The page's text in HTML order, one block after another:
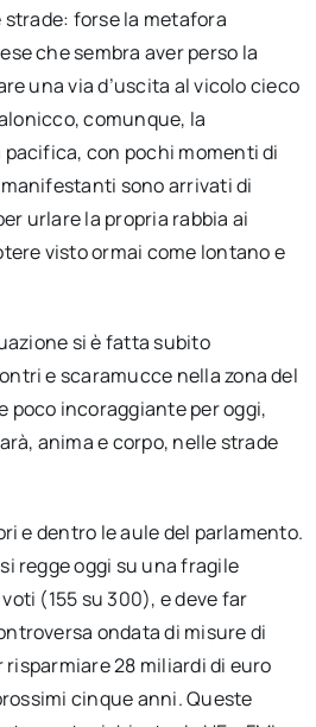
forse la metafora
che sembra aver perso la
una via d’uscita al vicolo cieco
comunque, la
con pochi momenti di
sono arrivati di
urlare la propria rabbia ai
visto ormai come lontano e
si è fatta subito
e scaramucce nella zona del
poco incoraggiante per oggi,
anima e corpo, nelle strade
e dentro le aule del parlamento.
regge oggi su una fragile
(155 su 300), e deve far
ondata di misure di
28 miliardi di euro
cinque anni. Queste